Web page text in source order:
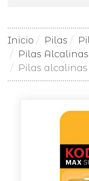
Inicio Pilas
Pilas Alcalinas
Pilas alcalinas